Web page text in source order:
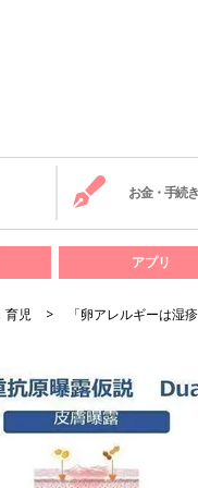
お金・手続き
アプリ
育児 「卵アレルギーは湿